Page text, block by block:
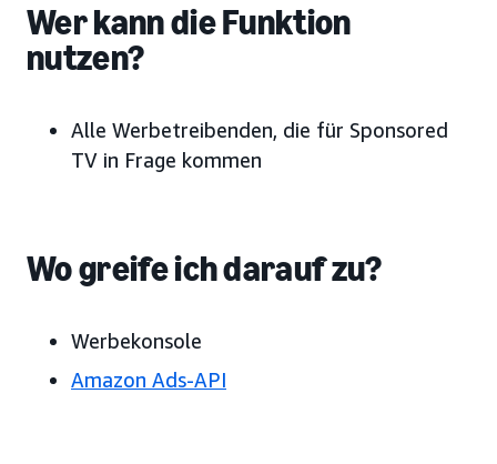
Wer kann die Funktion
nutzen?
Alle Werbetreibenden, die für Sponsored
TV in Frage kommen
Wo greife ich darauf zu?
Werbekonsole
Amazon Ads-API